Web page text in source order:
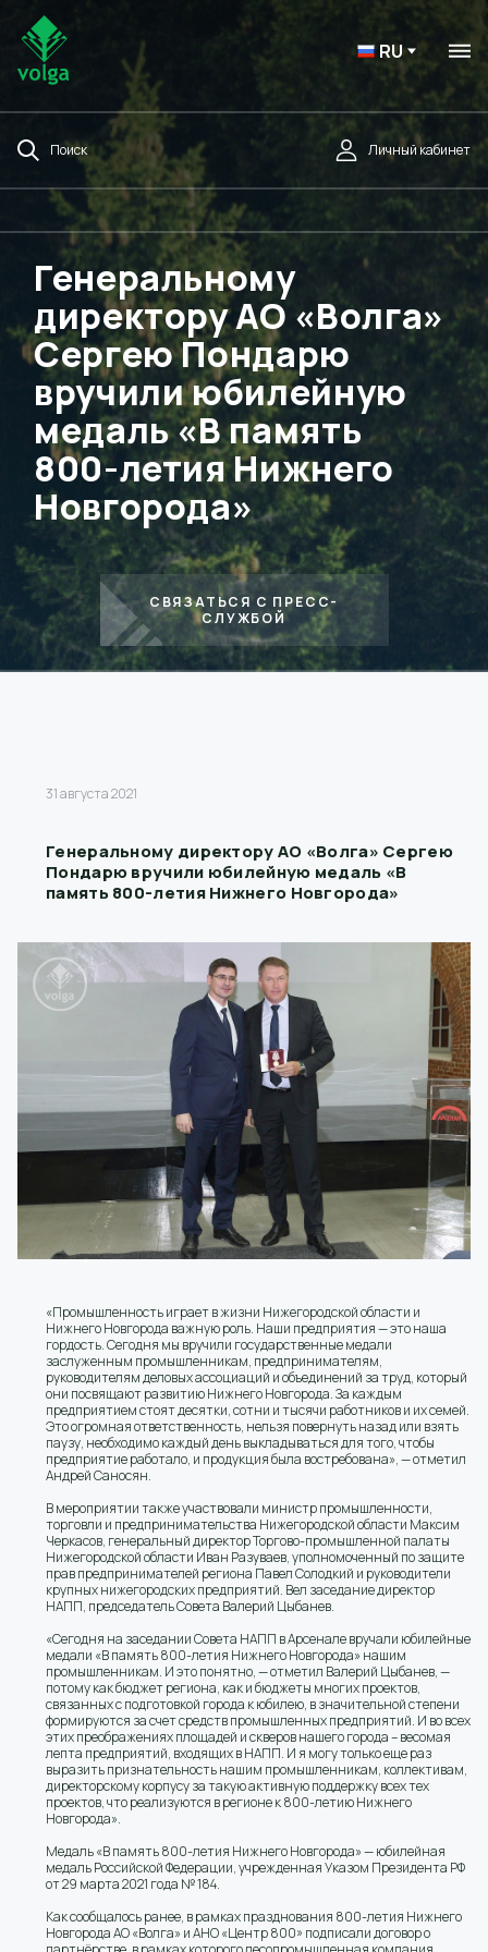
RU
Поиск Личный кабинет
Генеральному
директору АО «Волга»
Сергею Пондарю
вручили юбилейную
медаль «В память
800-летия Нижнего
Новгорода»
СВЯЗАТЬСЯ С ПРЕСС-
СЛУЖБОЙ
31 августа 2021
Генеральному директору АО «Волга» Сергею
Пондарю вручили юбилейную медаль «В
память 800-летия Нижнего Новгорода»
«Промышленность играет в жизни Нижегородской области и
Нижнего Новгорода важную роль. Наши предприятия — это наша
гордость. Сегодня мы вручили государственные медали
заслуженным промышленникам, предпринимателям,
руководителям деловых ассоциаций и объединений за труд, который
они посвящают развитию Нижнего Новгорода. За каждым
предприятием стоят десятки, сотни и тысячи работников и их семей.
Это огромная ответственность, нельзя повернуть назад или взять
паузу, необходимо каждый день выкладываться для того, чтобы
предприятие работало, и продукция была востребована», — отметил
Андрей Саносян.
В мероприятии также участвовали министр промышленности,
торговли и предпринимательства Нижегородской области Максим
Черкасов, генеральный директор Торгово-промышленной палаты
Нижегородской области Иван Разуваев, уполномоченный по защите
прав предпринимателей региона Павел Солодкий и руководители
крупных нижегородских предприятий. Вел заседание директор
НАПП, председатель Совета Валерий Цыбанев.
«Сегодня на заседании Совета НАПП в Арсенале вручали юбилейные
медали «В память 800-летия Нижнего Новгорода» нашим
промышленникам. И это понятно, — отметил Валерий Цыбанев, —
потому как бюджет региона, как и бюджеты многих проектов,
связанных с подготовкой города к юбилею, в значительной степени
формируются за счет средств промышленных предприятий. И во всех
этих преображениях площадей и скверов нашего города – весомая
лепта предприятий, входящих в НАПП. И я могу только еще раз
выразить признательность нашим промышленникам, коллективам,
директорскому корпусу за такую активную поддержку всех тех
проектов, что реализуются в регионе к 800-летию Нижнего
Новгорода».
Медаль «В память 800-летия Нижнего Новгорода» — юбилейная
медаль Российской Федерации, учрежденная Указом Президента РФ
от 29 марта 2021 года № 184.
Как сообщалось ранее, в рамках празднования 800-летия Нижнего
Новгорода АО «Волга» и АНО «Центр 800» подписали договор о